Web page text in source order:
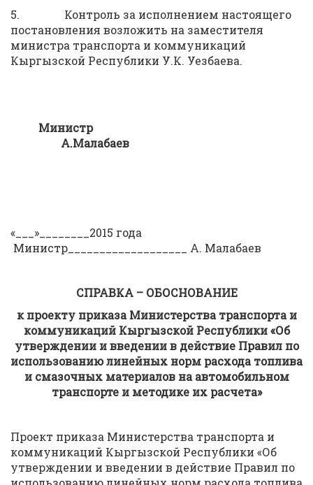
5. Контроль за исполнением настоящего
постановления возложить на заместителя
министра транспорта и коммуникаций
Кыргызской Республики У.К. Уезбаева.
Министр
А.Малабаев
«___»________2015 года
Министр___________________ А. Малабаев
СПРАВКА – ОБОСНОВАНИЕ
к проекту приказа Министерства транспорта и
коммуникаций Кыргызской Республики «Об
утверждении и введении в действие Правил по
использованию линейных норм расхода топлива
и смазочных материалов на автомобильном
транспорте и методикеих расчета»
Проект приказа Министерства транспорта и
коммуникаций Кыргызской Республики «Об
утверждении и введении в действие Правил по